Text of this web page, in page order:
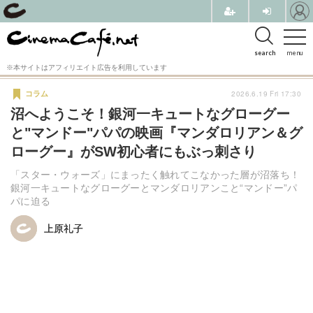
menu
search
※本サイトはアフィリエイト広告を利用しています
沼へようこそ！銀河一キュートなグローグー
と"マンドー"パパの映画『マンダロリアン＆グ
ローグー』がSW初心者にもぶっ刺さり
「スター・ウォーズ」にまったく触れてこなかった層が沼落ち！
銀河一キュートなグローグーとマンダロリアンこと“マンドー”パ
パに迫る
コラム
上原礼子
上原礼子
2026.6.19 Fri 17:30